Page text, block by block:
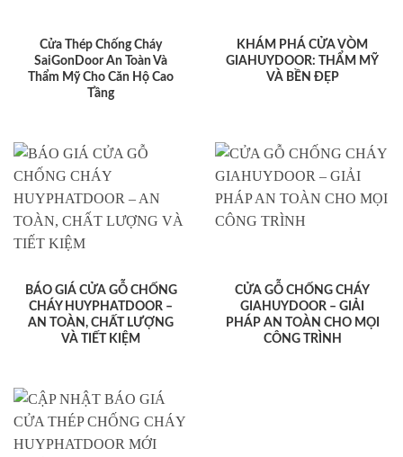
Cửa Thép Chống Cháy
SaiGonDoor An Toàn Và
Thẩm Mỹ Cho Căn Hộ Cao
Tầng
KHÁM PHÁ CỬA VÒM
GIAHUYDOOR: THẨM MỸ
VÀ BỀN ĐẸP
BÁO GIÁ CỬA GỖ CHỐNG
CHÁY HUYPHATDOOR –
AN TOÀN, CHẤT LƯỢNG
VÀ TIẾT KIỆM
CỬA GỖ CHỐNG CHÁY
GIAHUYDOOR – GIẢI
PHÁP AN TOÀN CHO MỌI
CÔNG TRÌNH